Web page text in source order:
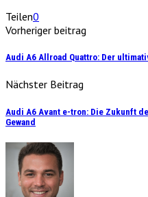
Teilen0
Vorheriger beitrag
Audi A6 Allroad Quattro: Der
Nächster Beitrag
Audi A6 Avant e-tron: Die Zukunft
Gewand